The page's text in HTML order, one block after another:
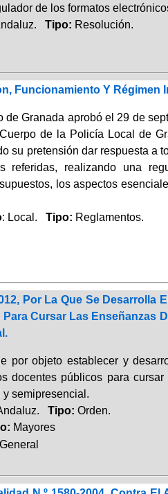
de los formatos
Tipo: Resolución.
Funcionamiento Y Régimen
de Granada aprobó el 29 de
de la Policía Local de
su pretensión dar respuesta a
referidas, realizando una
los aspectos
: Local. Tipo: Reglamentos.
Por La Que Se
Cursar Las Enseñanzas
por objeto establecer y
docentes públicos para
semipresencial.
Tipo: Orden.
Mayores
General